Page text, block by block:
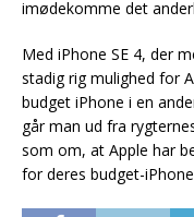
imødekomme det
Med iPhone SE 4, der
stadig rig mulighed for
budget iPhone i en
går man ud fra
som om, at Apple har
for deres budget-